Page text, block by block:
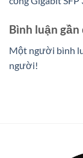
Bình luận gần
Một người bình
người!